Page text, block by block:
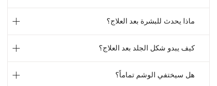
ماذا يحدث للبشرة بعد العلاج؟
كيف يبدو شكل الجلد بعد العلاج؟
هل سيختفي الوشم تماماً؟